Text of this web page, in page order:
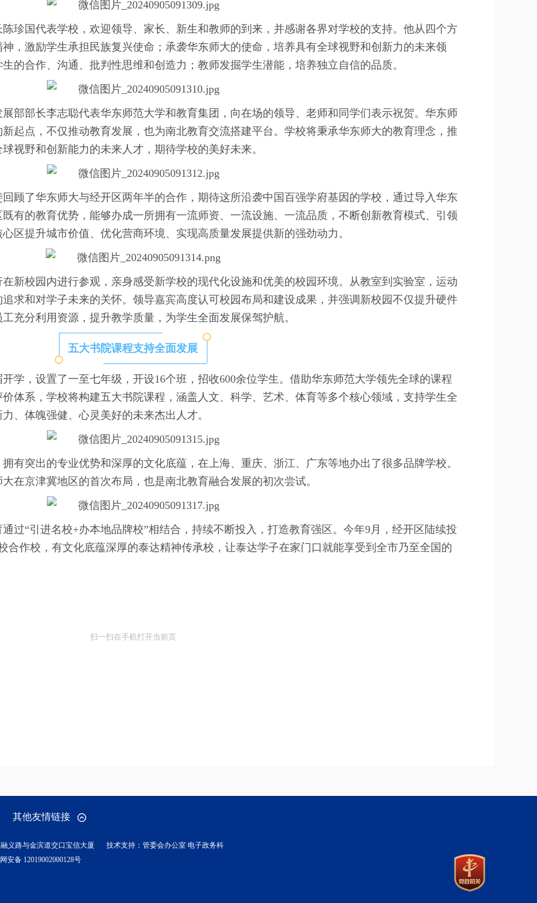
珍国代表学校，欢迎领导、家长、新生和教师的到来，并感谢各界对学校的支持。他从四个方
，激励学生承担民族复兴使命；承袭华东师大的使命，培养具有全球视野和创新力的未来领
的合作、沟通、批判性思维和创造力；教师发掘学生潜能，培养独立自信的品质。
部部长李志聪代表华东师范大学和教育集团，向在场的领导、老师和同学们表示祝贺。华东师
起点，不仅推动教育发展，也为南北教育交流搭建平台。学校将秉承华东师大的教育理念，推
视野和创新能力的未来人才，期待学校的美好未来。
顾了华东师大与经开区两年半的合作，期待这所沿袭中国百强学府基因的学校，通过导入华东
有的教育优势，能够办成一所拥有一流师资、一流设施、一流品质，不断创新教育模式、引领
区提升城市价值、优化营商环境、实现高质量发展提供新的强劲动力。
新校园内进行参观，亲身感受新学校的现代化设施和优美的校园环境。从教室到实验室，运动
求和对学子未来的关怀。领导嘉宾高度认可校园布局和建设成果，并强调新校园不仅提升硬件
充分利用资源，提升教学质量，为学生全面发展保驾护航。
五大书院课程支持全面发展
学，设置了一至七年级，开设16个班，招收600余位学生。借助华东师范大学领先全球的课程
体系，学校将构建五大书院课程，涵盖人文、科学、艺术、体育等多个核心领域，支持学生全
、体魄强健、心灵美好的未来杰出人才。
有突出的专业优势和深厚的文化底蕴，在上海、重庆、浙江、广东等地办出了很多品牌学校。
在京津冀地区的首次布局，也是南北教育融合发展的初次尝试。
过“引进名校+办本地品牌校”相结合，持续不断投入，打造教育强区。今年9月，经开区陆续投
合作校，有文化底蕴深厚的泰达精神传承校，让泰达学子在家门口就能享受到全市乃至全国的
扫一扫在手机打开当前页
其他友情链接
义路与金滨道交口宝信大厦
技术支持：管委会办公室 电子政务科
安备 12019002000128号